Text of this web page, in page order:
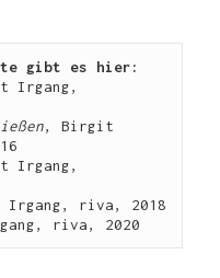
gibt es hier:
Irgang,
, Birgit
Irgang,
riva, 2018
riva, 2020